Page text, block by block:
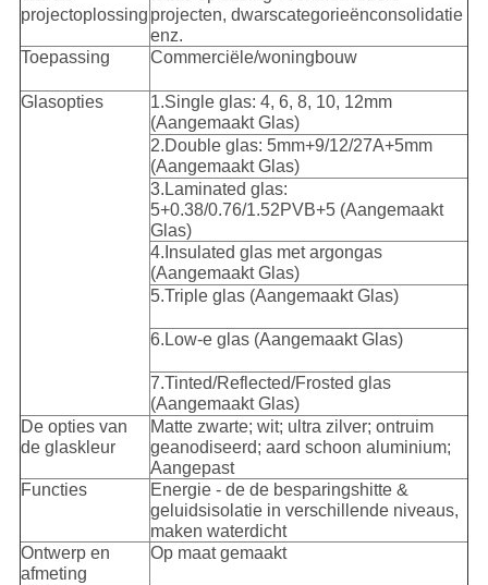
projectoplossing projecten, dwarscategorieënconsolidatie
enz.
Toepassing
Commerciële/woningbouw
Glasopties
1.Single glas: 4, 6, 8, 10, 12mm
(Aangemaakt Glas)
2.Double glas: 5mm+9/12/27A+5mm
(Aangemaakt Glas)
3.Laminated glas:
5+0.38/0.76/1.52PVB+5 (Aangemaakt
Glas)
4.Insulated glas met argongas
(Aangemaakt Glas)
5.Triple glas (Aangemaakt Glas)
6.Low-e glas (Aangemaakt Glas)
7.Tinted/Reflected/Frosted glas
(Aangemaakt Glas)
De opties van
de glaskleur
Matte zwarte; wit; ultra zilver; ontruim
geanodiseerd; aard schoon aluminium;
Aangepast
Functies
Energie - de de besparingshitte &
geluidsisolatie in verschillende niveaus,
maken waterdicht
Ontwerp en
afmeting
Op maat gemaakt